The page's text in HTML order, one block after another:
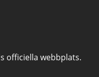
officiella webbplats.